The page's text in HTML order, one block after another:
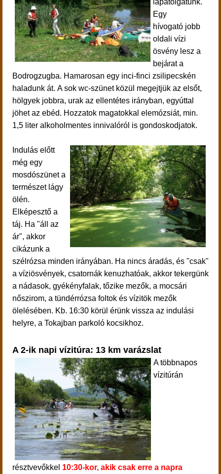
lapátolgatunk.
Egy
hívogató jobb
oldali vízi
ösvény lesz a
bejárat a
Bodrogzugba. Hamarosan egy inci-finci zsilipecskén
haladunk át. A sok wc-szünet közül megejtjük az elsőt,
hölgyek jobbra, urak az ellentétes irányban, egyúttal
jöhet az ebéd. Hozzatok magatokkal elemózsiát, min.
1,5 liter alkoholmentes innivalóról is gondoskodjatok.
Indulás előtt
még egy
mosdószünet a
természet lágy
ölén.
E lképesztő a
táj. Ha "áll az
ár", akkor
cikázunk a
szélrózsa minden irányában. Ha nincs áradás, és "csak"
a víziösvények, csatornák kenuzhatóak, akkor tekergünk
a nádasok, gyékényfalak, tőzike mezők, a mocsári
nőszirom, a tündérrózsa foltok és vízitök mezők
ölelésében. Kb. 16:30 körül érünk vissza az indulási
helyre, a Tokajban parkoló kocsikhoz.
A 2-ik napi vízitúra: 13 km varázslat
A többnapos
vízitúrán
résztvevőkkel 10:30-kor, akik csak erre a napra